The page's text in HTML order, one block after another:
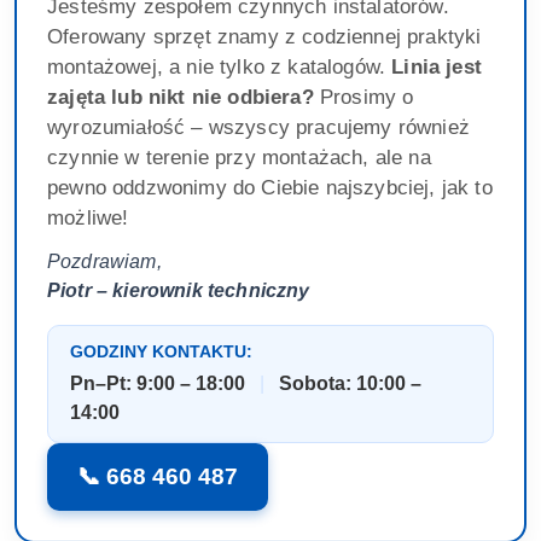
Jesteśmy zespołem czynnych instalatorów.
Oferowany sprzęt znamy z codziennej praktyki
montażowej, a nie tylko z katalogów. Linia jest
zajęta lub nikt nie odbiera?Prosimy o
wyrozumiałość – wszyscy pracujemy również
czynnie w terenie przy montażach, ale na
pewno oddzwonimy do Ciebie najszybciej, jak to
możliwe!
Pozdrawiam,
Piotr – kierownik techniczny
GODZINY KONTAKTU:
Pn–Pt: 9:00 – 18:00
Sobota: 10:00 –
14:00
📞 668 460 487